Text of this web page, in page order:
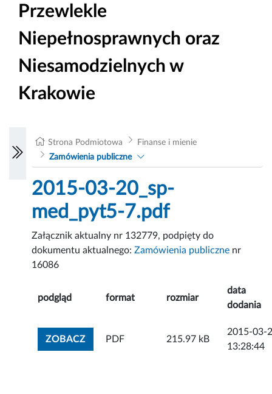
Przewlekle
Niepełnosprawnych oraz
Niesamodzielnych w
Krakowie
Strona Podmiotowa
Finanse i mienie
Zamówienia publiczne
2015-03-20_sp-
med_pyt5-7.pdf
Załącznik aktualny nr 132779, podpięty do
dokumentu aktualnego:Zamówienia publiczne nr
16086
podgląd format rozmiar
data
dodania
ZOBACZZOBACZ ZAŁĄCZNIK
PDF 215.97 kB
2015-03-
13:28:44